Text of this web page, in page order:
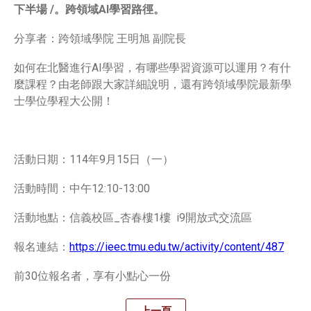
下半場 /。跨領域AI學習路徑。
分享者：跨領域學院 王明旭 副院長
如何在北醫進行AI學習，有哪些學習資源可以運用？有什
麼課程？由老師跟大家詳細說明，還有跨領域學院最新學
士學位學程大公開！
活動日期：114年9月15日（一）
活動時間：中午12:10-13:00
活動地點：信義校區_杏春樓1樓 i9開放式交流區
報名連結： https://ieec.tmu.edu.tw/activity/content/487
前30位報名者，享有小點心一份